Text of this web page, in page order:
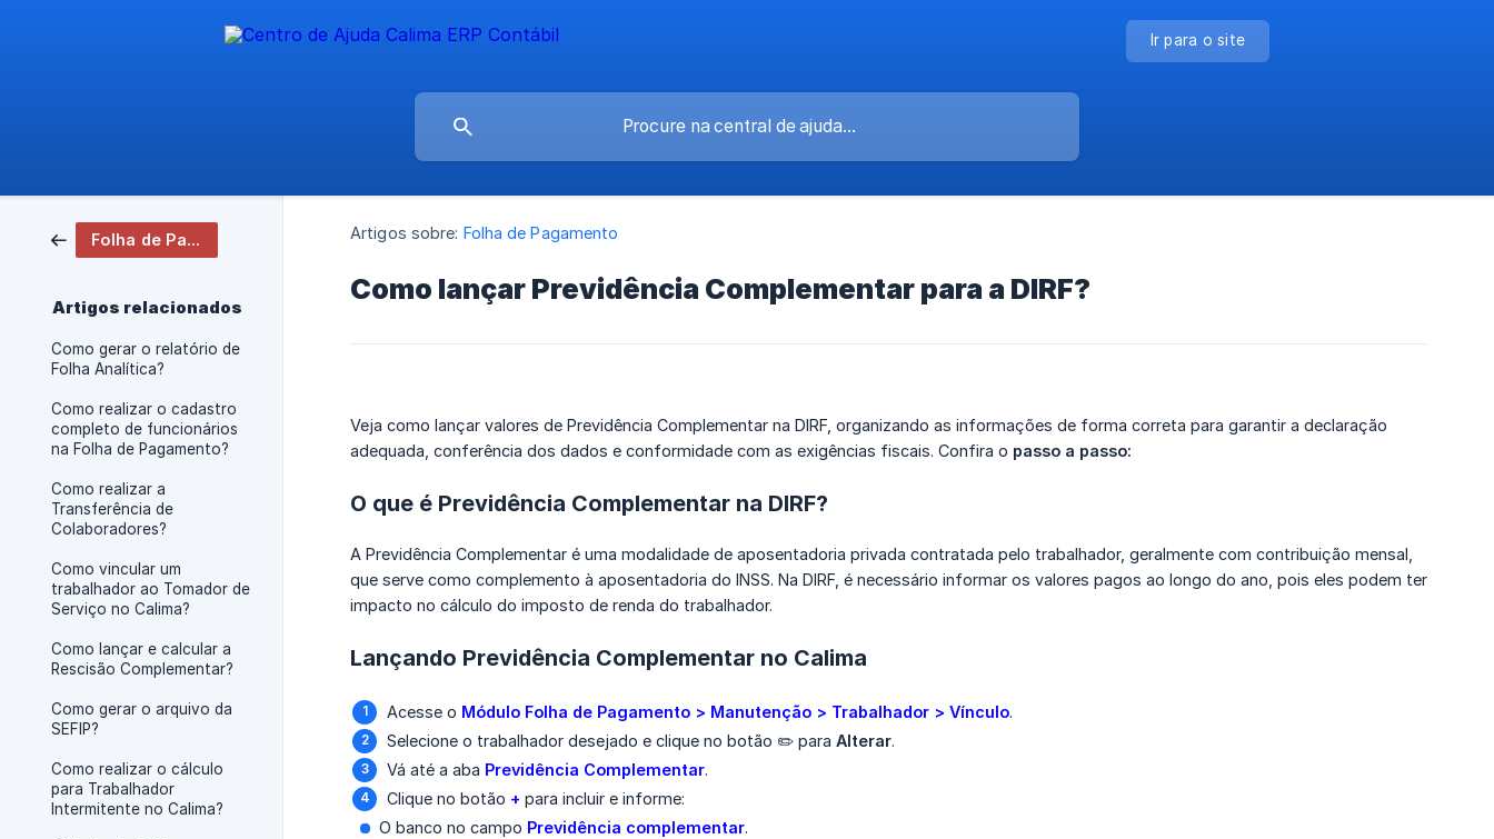
Ir para o site
Folha de Pagamento
Artigos relacionados
Como gerar o relatório de
Folha Analítica?
Como realizar o cadastro
completo de funcionários
na Folha de Pagamento?
Como realizar a
Transferência de
Colaboradores?
Como vincular um
trabalhador ao Tomador de
Serviço no Calima?
Como lançar e calcular a
Rescisão Complementar?
Como gerar o arquivo da
SEFIP?
Como realizar o cálculo
para Trabalhador
Intermitente no Calima?
Artigos sobre: Folha de Pagamento
Como lançar Previdência Complementar para a DIRF?
Veja como lançar valores de Previdência Complementar na DIRF, organizando as informações de forma correta para garantir a declaração
adequada, conferência dos dados e conformidade com as exigências fiscais. Confira o passo a passo:
O que é Previdência Complementar na DIRF?
A Previdência Complementar é uma modalidade de aposentadoria privada contratada pelo trabalhador, geralmente com contribuição mensal,
que serve como complemento à aposentadoria do INSS. Na DIRF, é necessário informar os valores pagos ao longo do ano, pois eles podem ter
impacto no cálculo do imposto de renda do trabalhador.
Lançando Previdência Complementar no Calima
Acesse o Módulo Folha de Pagamento > Manutenção > Trabalhador > Vínculo.
Selecione o trabalhador desejado e clique no botão ✏️ para Alterar.
Vá até a aba Previdência Complementar.
Clique no botão + para incluir e informe:
O banco no campo Previdência complementar.